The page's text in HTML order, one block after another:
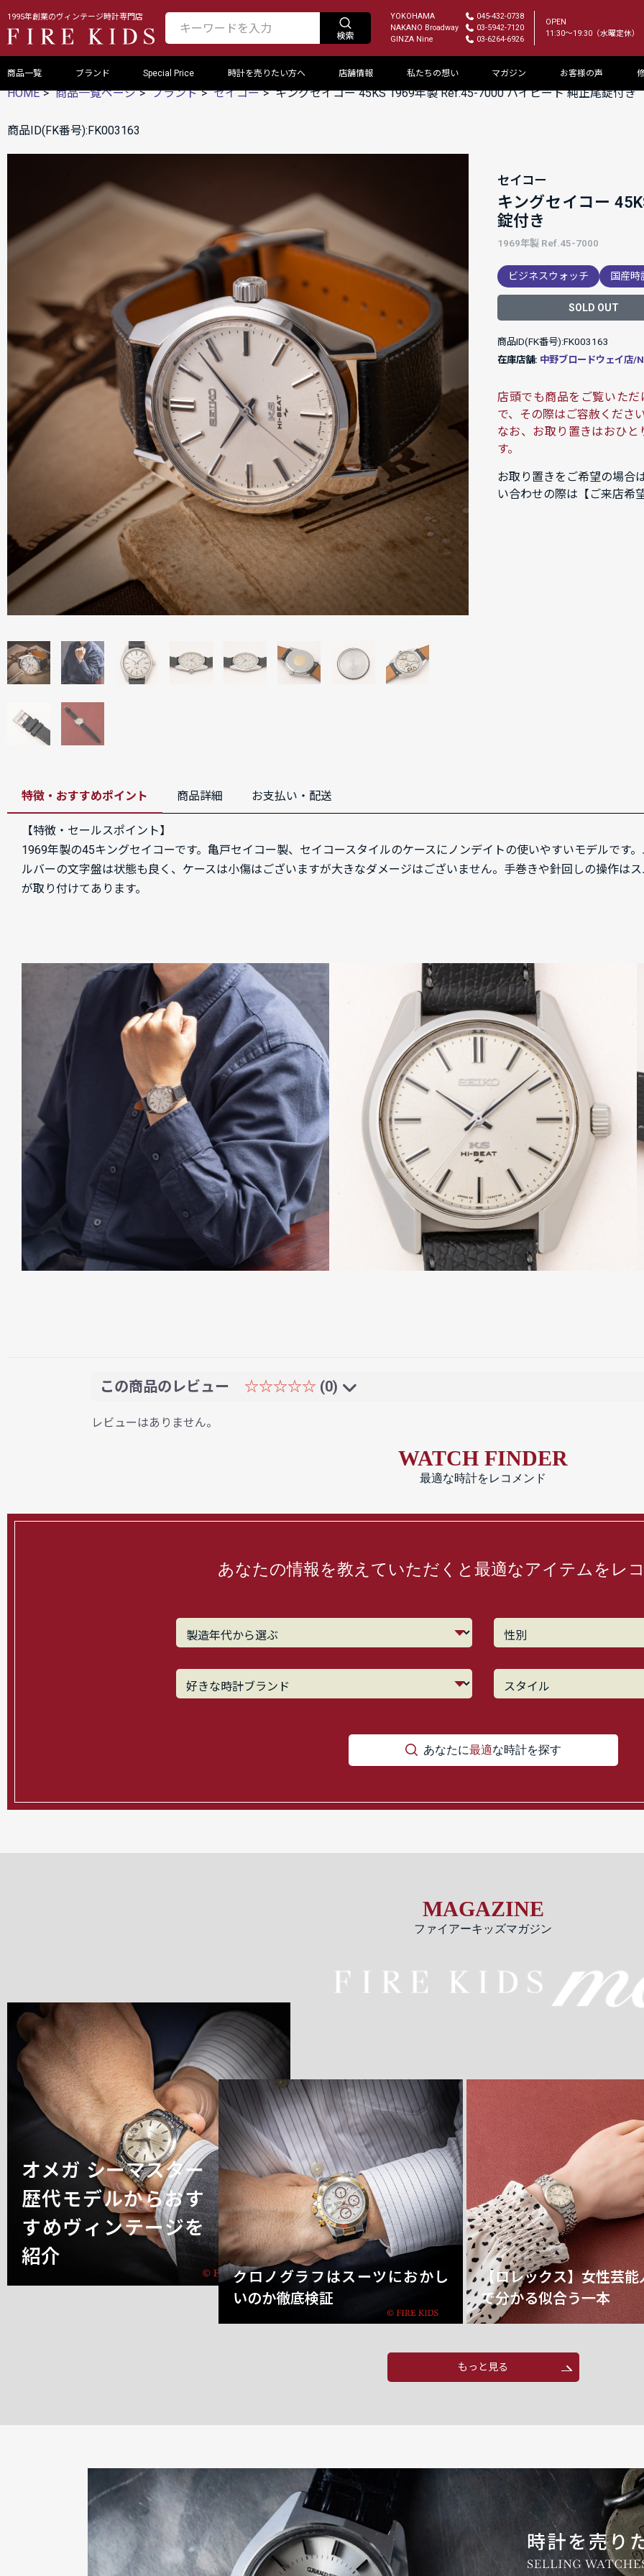
1995年創業のヴィンテージ時計専門店 YOKOHAMA
045-432-0738
NAKANO Broadway
03-5942-7120
GINZA Nine
03-6264-6926
OPEN
11:30～19:30（水曜定休）
商品一覧 ブランド Special Price 時計を売りたい方へ 店舗情報 私たちの想い マガジン お客様の声
HOME 商品一覧ページ ブランド セイコー キングセイコー 45KS 1969年製 Ref.45-7000 ハイビート 純正尾錠付き
商品ID(FK番号):FK003163
セイコー
キングセイコー
錠付き
1969年製 Ref.45-7000
ビジネスウォッチ 国産時
SOLD OUT
商品ID(FK番号):FK003163
在庫店舗: 中野ブロードウェイ店/
店頭でも商品をご覧いた
で、その際はご容赦ください
なお、お取り置きはおひ
す。
お取り置きをご希望の場合
い合わせの際は【ご来店希
特徴・おすすめポイント 商品詳細 お支払い・配送
【特徴・セールスポイント】
1969年製の45キングセイコーです。亀戸セイコー製、セイコースタイルのケースにノンデイトの使いやすいモデルです
ルバーの文字盤は状態も良く、ケースは小傷はございますが大きなダメージはございません。手巻きや針回しの操作は
が取り付けてあります。
この商品のレビュー ☆☆☆☆☆ (0)
レビューはありません。
WATCH FINDER
最適な時計をレコメンド
あなたの情報を教えていただくと最適なアイテムをレ
あなたに最適な時計を探す
MAGAZINE
ファイアーキッズマガジン
オメガ シーマスター
歴代モデルからおす
すめヴィンテージを
紹介
クロノグラフはスーツにおかし
いのか徹底検証
【ロレックス】女性芸能
で分かる似合う一本
もっと見る